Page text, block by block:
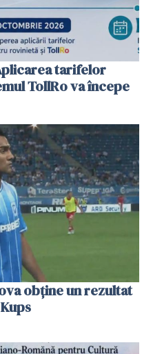
tarifelor
TollRo va începe
obține un rezultat